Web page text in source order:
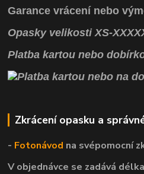
Garance vrácenínebo
OpaskyvelikostiXS-
Platba kartou nebo
Zkrácení opasku a
- Fotonávod na svépomocní
V objednávce se zadává délka